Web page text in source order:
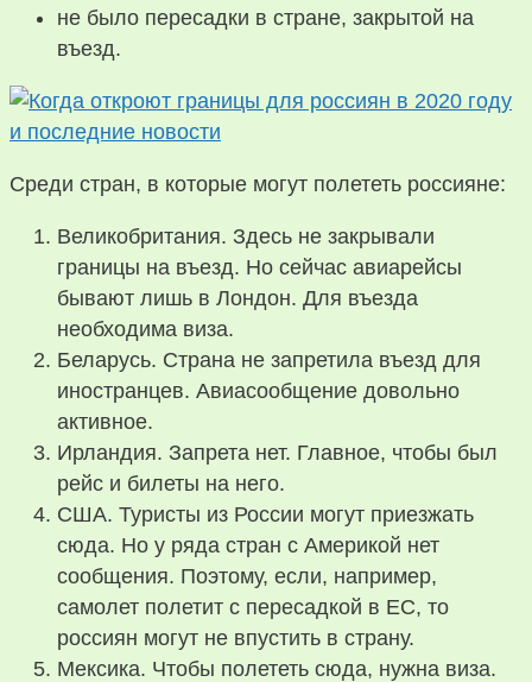
не было пересадки в стране, закрытой на
въезд.
Среди стран, в которые могут полететь россияне:
Великобритания. Здесь не закрывали
границы на въезд. Но сейчас авиарейсы
бывают лишь в Лондон. Для въезда
необходима виза.
Беларусь. Страна не запретила въезд для
иностранцев. Авиасообщение довольно
активное.
Ирландия. Запрета нет. Главное, чтобы был
рейс и билеты на него.
США. Туристы из России могут приезжать
сюда. Но у ряда стран с Америкой нет
сообщения. Поэтому, если, например,
самолет полетит с пересадкой в ЕС, то
россиян могут не впустить в страну.
Мексика. Чтобы полететь сюда, нужна виза.